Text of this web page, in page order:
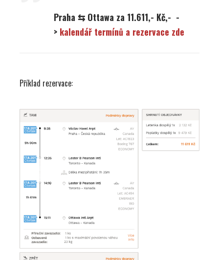
Praha ⇆ Ottawa za 11.611,- Kč,- -
> kalendář termínů a rezervace zde
Příklad rezervace: